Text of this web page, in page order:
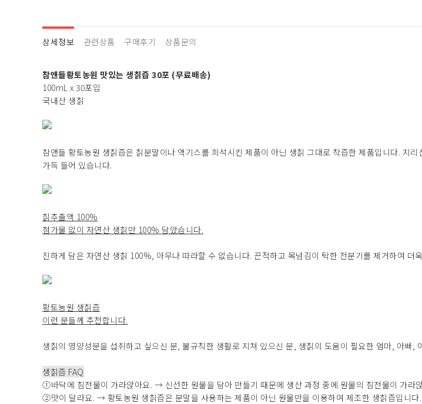
상세정보 관련상품 구매후기 상품문의
참앤들황토농원 맛있는 생칡즙 30포 (무료배송)
100mL x 30포입
국내산 생칡
참앤들 황토농원 생칡즙은 칡분말이나 액기스를 희석시킨 제품이 아닌 생칡 그대로 착즙한 제품입니다. 지
가득 들어 있습니다.
칡추출액 100%
첨가물 없이 자연산 생칡만 100% 담았습니다.
진하게 담은 자연산 생칡 100%, 아무나 따라할 수 없습니다. 끈적하고 목넘김이 탁한 전분기를 제거하여 더
황토농원 생칡즙
이런 분들께 추천합니다.
생칡의 영양성분을 섭취하고 싶으신 분, 불규칙한 생활로 지쳐 있으신 분, 생칡의 도움이 필요한 엄마, 아
생칡즙 FAQ
①바닥에 침전물이 가라앉아요. → 신선한 원물을 담아 만들기 때문에 생산 과정 중에 원물의 침전물이 가라
②맛이 달라요. → 황토농원 생칡즙은 분말을 사용하는 제품이 아닌 원물만을 이용하여 제조한 생칡즙입니